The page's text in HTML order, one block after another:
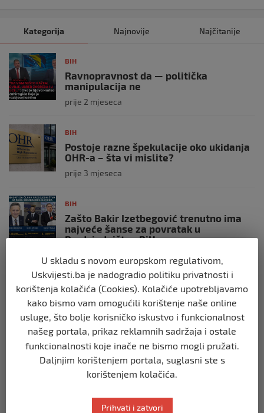
Kategorija Najnovije Najčitanije
BIH
Ravnopravnost da — politička
manipulacija ne
prije 2 mjeseca
BIH
Postoje razne špekulacije oko ukidanja
OHR-a – šta vi mislite?
prije 3 mjeseca
BIH
Zašto Bakir Izetbegović trenutno ima
najveće šanse za povratak u
Predsjedništvo BiH
BIH
Demantij Federalnog ministarstva
unutrašnjih poslova
prije 5 mjeseci
BIH
Akcija SIPA-e: Pretresaju se stambeni i
pomoćni objekti
prije 5 mjeseci
U skladu s novom europskom regulativom,
Uskvijesti.ba je nadogradio politiku privatnosti i
korištenja kolačića (Cookies). Kolačiće upotrebljavamo
kako bismo vam omogućili korištenje naše online
usluge, što bolje korisničko iskustvo i funkcionalnost
našeg portala, prikaz reklamnih sadržaja i ostale
funkcionalnosti koje inače ne bismo mogli pružati.
Daljnjim korištenjem portala, suglasni ste s
korištenjem kolačića.
Prihvati i zatvori